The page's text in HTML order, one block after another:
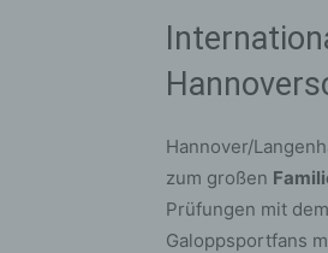
Hannover/
zum großen
Prüfungen mit
Galoppsportfans